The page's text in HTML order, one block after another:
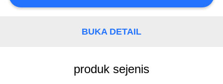
KEBIJAKAN
BUKA DETAIL
produk sejenis